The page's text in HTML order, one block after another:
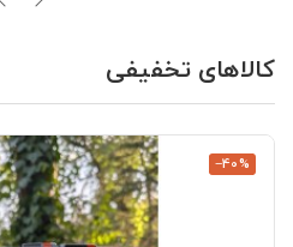
کالاهای تخفیفی
‎−40%